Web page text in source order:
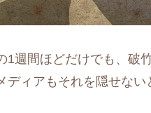
1週間ほどだけでも、破
ディアもそれを隠せな